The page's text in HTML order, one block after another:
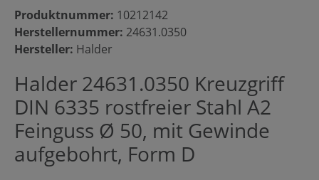
Produktnummer: 10212142
Herstellernummer: 24631.0350
Hersteller: Halder
Halder 24631.0350 Kreuzgriff
DIN 6335 rostfreier Stahl A2
Feinguss Ø 50, mit Gewinde
aufgebohrt, Form D